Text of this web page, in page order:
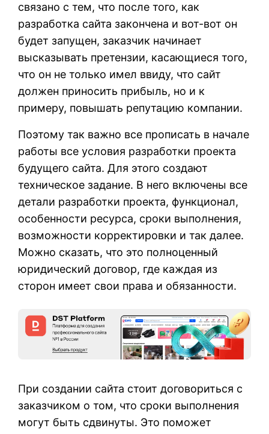
связано с тем, что после того, как
разработка сайта закончена и вот-вот он
будет запущен, заказчик начинает
высказывать претензии, касающиеся того,
что он не только имел ввиду, что сайт
должен приносить прибыль, но и к
примеру, повышать репутацию компании.
Поэтому так важно все прописать в начале
работы все условия разработки проекта
будущего сайта. Для этого создают
техническое задание. В него включены все
детали разработки проекта, функционал,
особенности ресурса, сроки выполнения,
возможности корректировки и так далее.
Можно сказать, что это полноценный
юридический договор, где каждая из
сторон имеет свои права и обязанности.
При создании сайта стоит договориться с
заказчиком о том, что сроки выполнения
могут быть сдвинуты. Это поможет